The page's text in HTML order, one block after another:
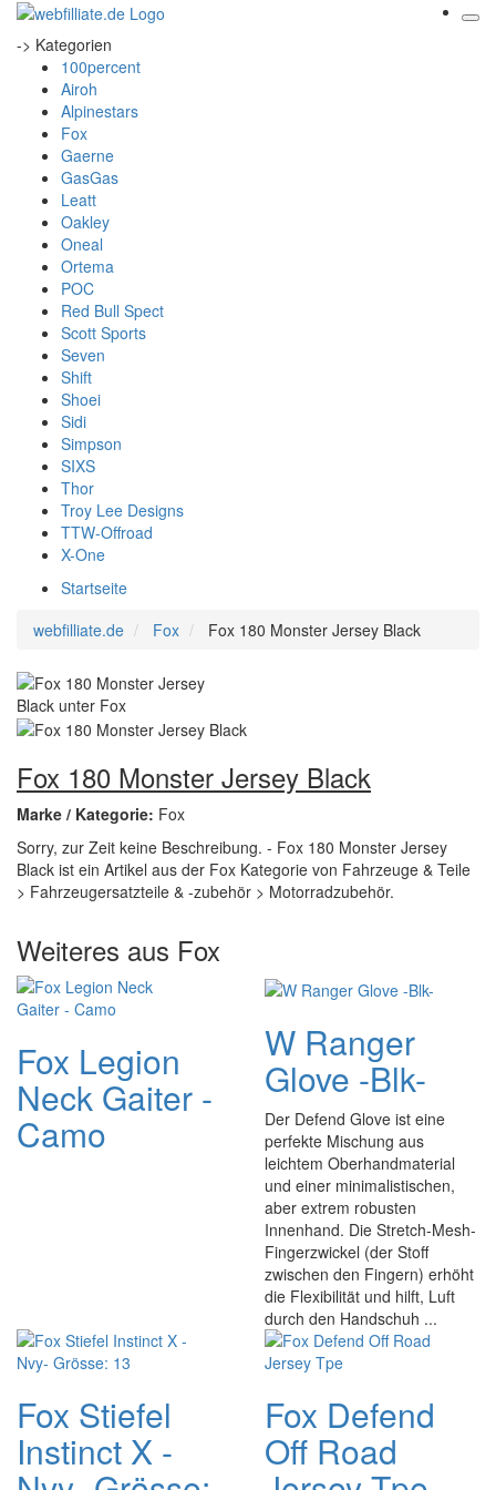
-> Kategorien
100percent
Airoh
Alpinestars
Fox
Gaerne
GasGas
Leatt
Oakley
Oneal
Ortema
POC
Red Bull Spect
Scott Sports
Seven
Shift
Shoei
Sidi
Simpson
SIXS
Thor
Troy Lee Designs
TTW-Offroad
X-One
Startseite
webfilliate.de
Fox Fox 180 Monster Jersey Black
Fox 180 Monster Jersey Black
Marke / Kategorie: Fox
Sorry, zur Zeit keine Beschreibung. - Fox 180 Monster Jersey
Black ist ein Artikel aus der Fox Kategorie von Fahrzeuge & Teile
> Fahrzeugersatzteile & -zubehör > Motorradzubehör.
Weiteres aus Fox
Fox Legion
Neck Gaiter -
Camo
W Ranger
Glove -Blk-
Der Defend Glove ist eine
perfekte Mischung aus
leichtem Oberhandmaterial
und einer minimalistischen,
aber extrem robusten
Innenhand. Die Stretch-Mesh-
Fingerzwickel (der Stoff
zwischen den Fingern) erhöht
die Flexibilität und hilft, Luft
durch den Handschuh ...
Fox Stiefel
Instinct X -
Fox Defend
Off Road